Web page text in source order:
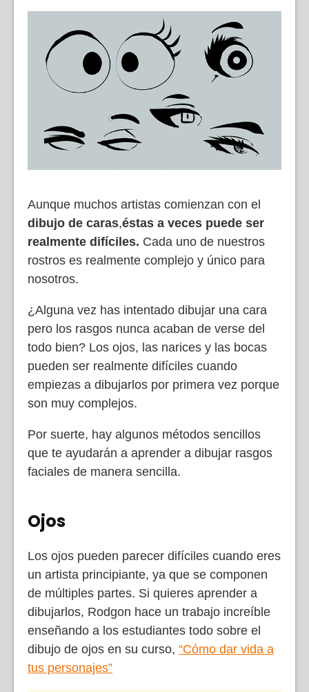
Aunque muchos artistas comienzan con el
dibujo de caras,éstas a veces puede ser
realmente difíciles. Cada uno de nuestros
rostros es realmente complejo y único para
nosotros.
¿Alguna vez has intentado dibujar una cara
pero los rasgos nunca acaban de verse del
todo bien? Los ojos, las narices y las bocas
pueden ser realmente difíciles cuando
empiezas a dibujarlos por primera vez porque
son muy complejos.
Por suerte, hay algunos métodos sencillos
que te ayudarán a aprender a dibujar rasgos
faciales de manera sencilla.
Ojos
Los ojos pueden parecer difíciles cuando eres
un artista principiante, ya que se componen
de múltiples partes. Si quieres aprender a
dibujarlos, Rodgon hace un trabajo increíble
enseñando a los estudiantes todo sobre el
dibujo de ojos en su curso, “Cómo dar vida a
tus personajes”